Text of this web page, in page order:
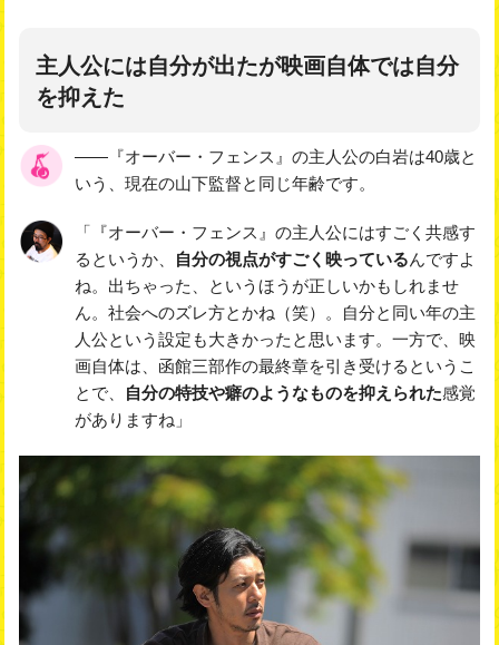
主人公には自分が出たが映画自体では自分
を抑えた
――『オーバー・フェンス』の主人公の白岩は40歳と
いう、現在の山下監督と同じ年齢です。
「『オーバー・フェンス』の主人公にはすごく共感す
るというか、
自分の視点がすごく映っているんですよ
ね。出ちゃった、というほうが正しいかもしれませ
ん。社会へのズレ方とかね（笑）。自分と同い年の主
人公という設定も大きかったと思います。一方で、映
画自体は、函館三部作の最終章を引き受けるというこ
とで、
自分の特技や癖のようなものを抑えられた感覚
がありますね」